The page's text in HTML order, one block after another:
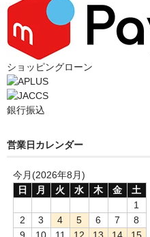
ショッピングローン
銀行振込
営業日カレンダー
今月(2026年8月)
日
月 火 水 木 金
土
1
2
3 4 5 6 7
8